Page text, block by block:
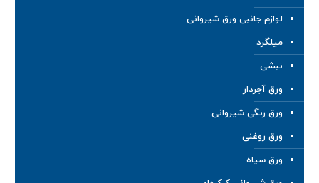
لوازم جانبی ورق شیروانی
میلگرد
نبشی
ورق آجردار
ورق رنگی شیروانی
ورق روغنی
ورق سیاه